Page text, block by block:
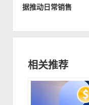
据推动日常销售
相关推荐